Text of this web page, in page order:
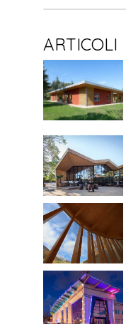
ARTICOLI